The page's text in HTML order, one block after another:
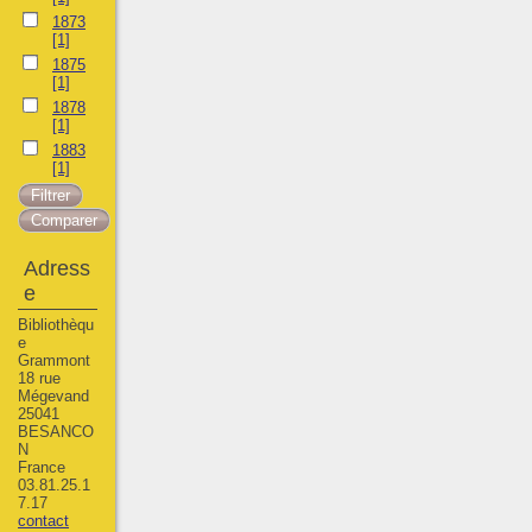
1873
[1]
1875
[1]
1878
[1]
1883
[1]
Adress
e
Bibliothèqu
e
Grammont
18 rue
Mégevand
25041
BESANCO
N
France
03.81.25.1
7.17
contact